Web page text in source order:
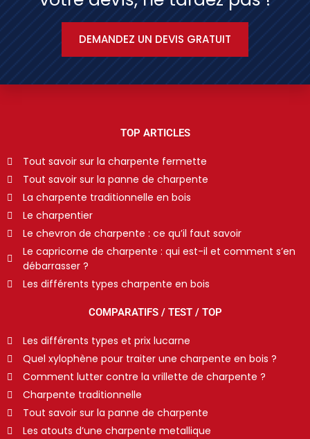
DEMANDEZ UN DEVIS GRATUIT
TOP ARTICLES
Tout savoir sur la charpente fermette
Tout savoir sur la panne de charpente
La charpente traditionnelle en bois
Le charpentier
Le chevron de charpente : ce qu’il faut savoir
Le capricorne de charpente : qui est-il et comment s’en
débarrasser ?
Les différents types charpente en bois
COMPARATIFS / TEST / TOP
Les différents types et prix lucarne
Quel xylophène pour traiter une charpente en bois ?
Comment lutter contre la vrillette de charpente ?
Charpente traditionnelle
Tout savoir sur la panne de charpente
Les atouts d’une charpente metallique